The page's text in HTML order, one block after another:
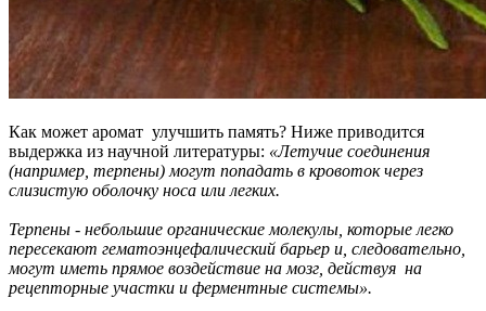
Как может аромат улучшить память? Ниже приводится
выдержка из научной литературы: «Летучие соединения
(например, терпены) могут попадать в кровоток через
слизистую оболочку носа или легких.
Терпены - небольшие органические молекулы, которые легко
пересекают гематоэнцефалический барьер и, следовательно,
могут иметь прямое воздействие на мозг, действуя на
рецепторные участки и ферментные системы».